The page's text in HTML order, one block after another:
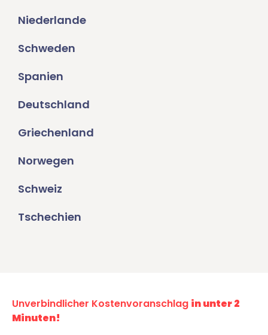
Niederlande
Schweden
Spanien
Deutschland
Griechenland
Norwegen
Schweiz
Tschechien
Unverbindlicher Kostenvoranschlag in unter 2
Minuten!